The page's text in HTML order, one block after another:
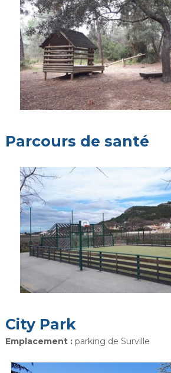
Parcours de santé
City Park
Emplacement :parking de Surville